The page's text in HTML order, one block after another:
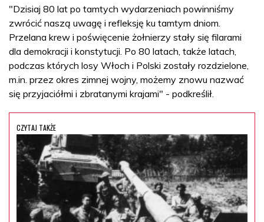
"Dzisiaj 80 lat po tamtych wydarzeniach powinniśmy
zwrócić naszą uwagę i refleksję ku tamtym dniom.
Przelana krew i poświęcenie żołnierzy stały się filarami
dla demokracji i konstytucji. Po 80 latach, także latach,
podczas których losy Włoch i Polski zostały rozdzielone,
m.in. przez okres zimnej wojny, możemy znowu nazwać
się przyjaciółmi i zbratanymi krajami" - podkreślił.
CZYTAJ TAKŻE